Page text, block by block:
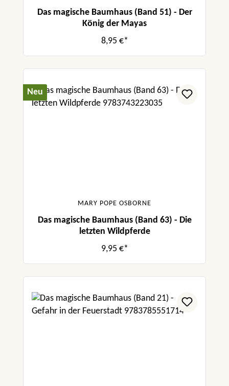
Das magische Baumhaus (Band 51) - Der
König der Mayas
8,95 €*
Neu
MARY POPE OSBORNE
Das magische Baumhaus (Band 63) - Die
letzten Wildpferde
9,95 €*